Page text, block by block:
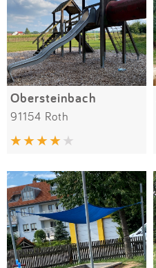
Obersteinbach
91154 Roth